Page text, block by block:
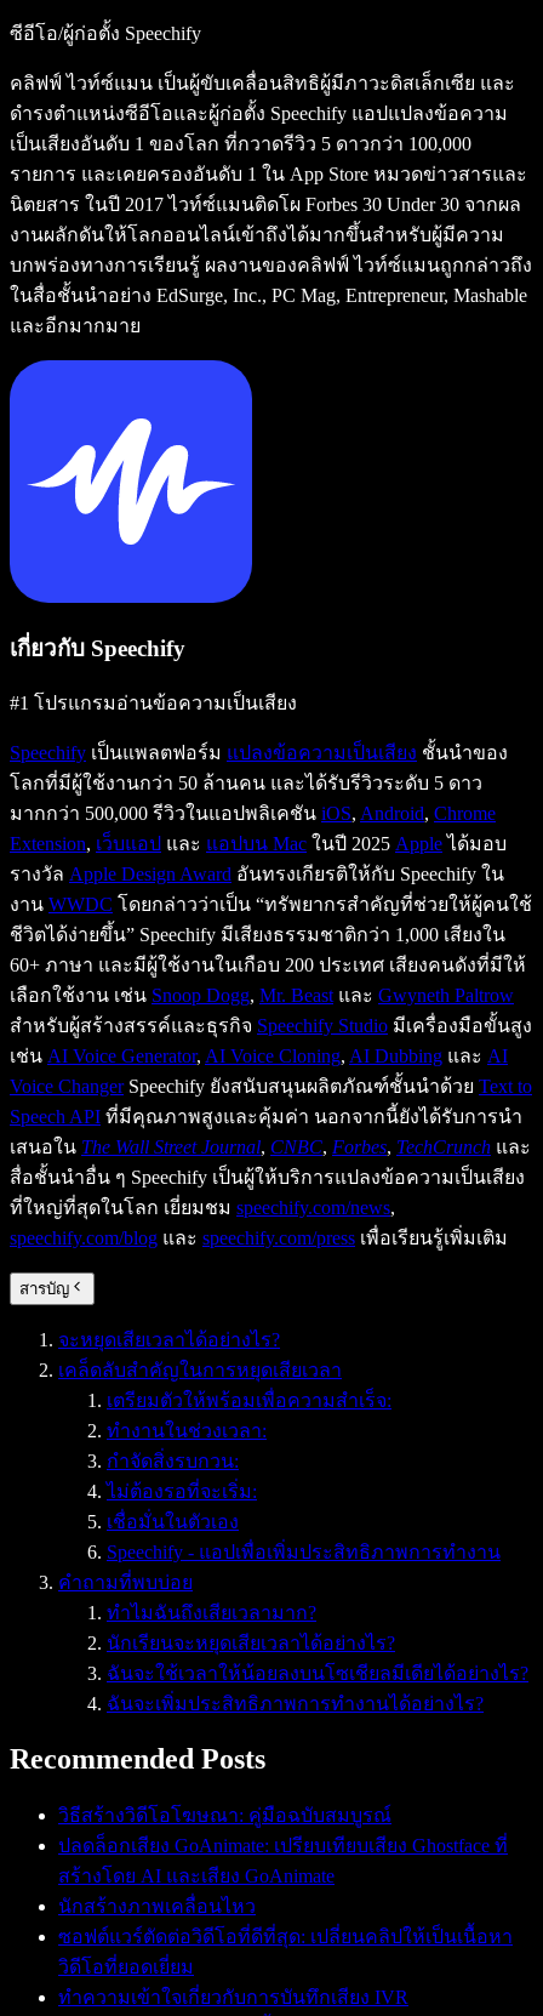
ซีอีโอ/ผู้ก่อตั้ง Speechify
คลิฟฟ์ ไวท์ซ์แมน เป็นผู้ขับเคลื่อนสิทธิผู้มีภาวะดิสเล็กเซีย และ
ดำรงตำแหน่งซีอีโอและผู้ก่อตั้ง Speechify แอปแปลงข้อความ
เป็นเสียงอันดับ 1 ของโลก ที่กวาดรีวิว 5 ดาวกว่า 100,000
รายการ และเคยครองอันดับ 1 ใน App Store หมวดข่าวสารและ
นิตยสาร ในปี 2017 ไวท์ซ์แมนติดโผ Forbes 30 Under 30 จากผล
งานผลักดันให้โลกออนไลน์เข้าถึงได้มากขึ้นสำหรับผู้มีความ
บกพร่องทางการเรียนรู้ ผลงานของคลิฟฟ์ ไวท์ซ์แมนถูกกล่าวถึง
ในสื่อชั้นนำอย่าง EdSurge, Inc., PC Mag, Entrepreneur, Mashable
และอีกมากมาย
เกี่ยวกับ Speechify
#1 โปรแกรมอ่านข้อความเป็นเสียง
Speechify เป็นแพลตฟอร์ม แปลงข้อความเป็นเสียง ชั้นนำของ
โลกที่มีผู้ใช้งานกว่า 50 ล้านคน และได้รับรีวิวระดับ 5 ดาว
มากกว่า 500,000 รีวิวในแอปพลิเคชัน iOS, Android, Chrome
Extension, เว็บแอป และ แอปบน Mac ในปี 2025 Appleได้มอบ
รางวัล Apple Design Award อันทรงเกียรติให้กับ Speechify ใน
งาน WWDC โดยกล่าวว่าเป็น “ทรัพยากรสำคัญที่ช่วยให้ผู้คนใช้
ชีวิตได้ง่ายขึ้น” Speechify มีเสียงธรรมชาติกว่า 1,000 เสียงใน
60+ ภาษา และมีผู้ใช้งานในเกือบ 200 ประเทศ เสียงคนดังที่มีให้
เลือกใช้งาน เช่น Snoop Dogg, Mr. Beast และ Gwyneth Paltrow
สำหรับผู้สร้างสรรค์และธุรกิจ Speechify Studio มีเครื่องมือขั้นสูง
เช่น AI Voice Generator, AI Voice Cloning, AI Dubbing และ AI
Voice ChangerSpeechify ยังสนับสนุนผลิตภัณฑ์ชั้นนำด้วย Text to
Speech API ที่มีคุณภาพสูงและคุ้มค่า นอกจากนี้ยังได้รับการนำ
เสนอใน The Wall Street Journal, CNBC, Forbes, TechCrunch และ
สื่อชั้นนำอื่น ๆ Speechify เป็นผู้ให้บริการแปลงข้อความเป็นเสียง
ที่ใหญ่ที่สุดในโลก เยี่ยมชม speechify.com/news,
speechify.com/blog และ speechify.com/press เพื่อเรียนรู้เพิ่มเติม
สารบัญ
จะหยุดเสียเวลาได้อย่างไร?
เคล็ดลับสำคัญในการหยุดเสียเวลา
เตรียมตัวให้พร้อมเพื่อความสำเร็จ:
ทำงานในช่วงเวลา:
กำจัดสิ่งรบกวน:
ไม่ต้องรอที่จะเริ่ม:
เชื่อมั่นในตัวเอง
Speechify - แอปเพื่อเพิ่มประสิทธิภาพการทำงาน
คำถามที่พบบ่อย
ทำไมฉันถึงเสียเวลามาก?
นักเรียนจะหยุดเสียเวลาได้อย่างไร?
ฉันจะใช้เวลาให้น้อยลงบนโซเชียลมีเดียได้อย่างไร?
ฉันจะเพิ่มประสิทธิภาพการทำงานได้อย่างไร?
Recommended Posts
วิธีสร้างวิดีโอโฆษณา: คู่มือฉบับสมบูรณ์
ปลดล็อกเสียง GoAnimate: เปรียบเทียบเสียง Ghostface ที่
สร้างโดย AI และเสียง GoAnimate
นักสร้างภาพเคลื่อนไหว
ซอฟต์แวร์ตัดต่อวิดีโอที่ดีที่สุด: เปลี่ยนคลิปให้เป็นเนื้อหา
วิดีโอที่ยอดเยี่ยม
ทำความเข้าใจเกี่ยวกับการบันทึกเสียง IVR